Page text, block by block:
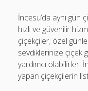
İncesu’da aynı gün
hızlı ve güvenilir
çiçekçiler, özel
sevdiklerinize çiçek
yardımcı olabilirler.
yapan çiçekçilerin